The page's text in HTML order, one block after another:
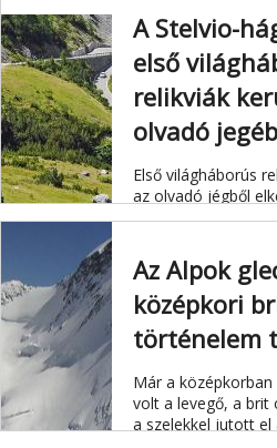
A Stelvio-
első
relikviák
olvadó
Első világháborús
az olvadó jégből
az olasz Alpokban.
Az Alpok
középkori
történelem
Már a
volt a levegő, a brit
a szelekkel jutott el